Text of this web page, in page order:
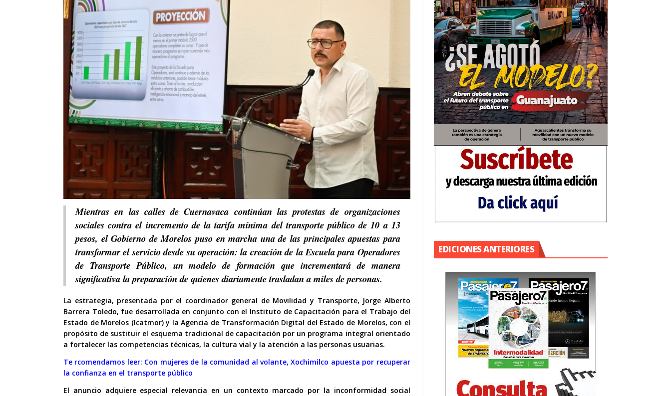
Mientras en las calles de Cuernavaca continúan las protestas de organizaciones
sociales contra el incremento de la tarifa mínima del transporte público de 10 a 13
pesos, el Gobierno de Morelos puso en marcha una de las principales apuestas para
transformar el servicio desde su operación: la creación de la Escuela para Operadores
de Transporte Público, un modelo de formación que incrementará de manera
significativa la preparación de quienes diariamente trasladan a miles de personas.
La estrategia, presentada por el coordinador general de Movilidad y Transporte, Jorge Alberto
Barrera Toledo, fue desarrollada en conjunto con el Instituto de Capacitación para el Trabajo del
Estado de Morelos (Icatmor) y la Agencia de Transformación Digital del Estado de Morelos, con el
propósito de sustituir el esquema tradicional de capacitación por un programa integral orientado
a fortalecer las competencias técnicas, la cultura vial y la atención a las personas usuarias.
Te rcomendamos leer: Con mujeres de la comunidad al volante, Xochimilco apuesta por recuperar
la confianza en el transporte público
El anuncio adquiere especial relevancia en un contexto marcado por la inconformidad social
EDICIONES ANTERIORES